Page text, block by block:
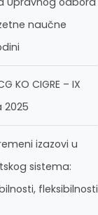
naučne
KO CIGRE – IX
2025
izazovi u
sistema:
fleksibilnosti